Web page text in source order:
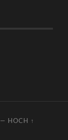
— HOCH ↑